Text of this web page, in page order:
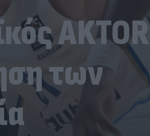
AKTOR
των